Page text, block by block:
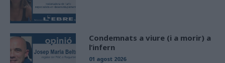
Condemnats a viure (i a morir) a
l’infern
01 agost 2026